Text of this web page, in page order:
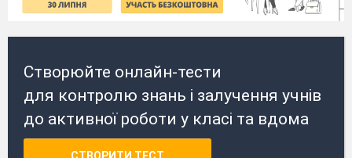
Створюйте онлайн-тести
для контролю знань і залучення учнів
до активної роботи у класі та вдома